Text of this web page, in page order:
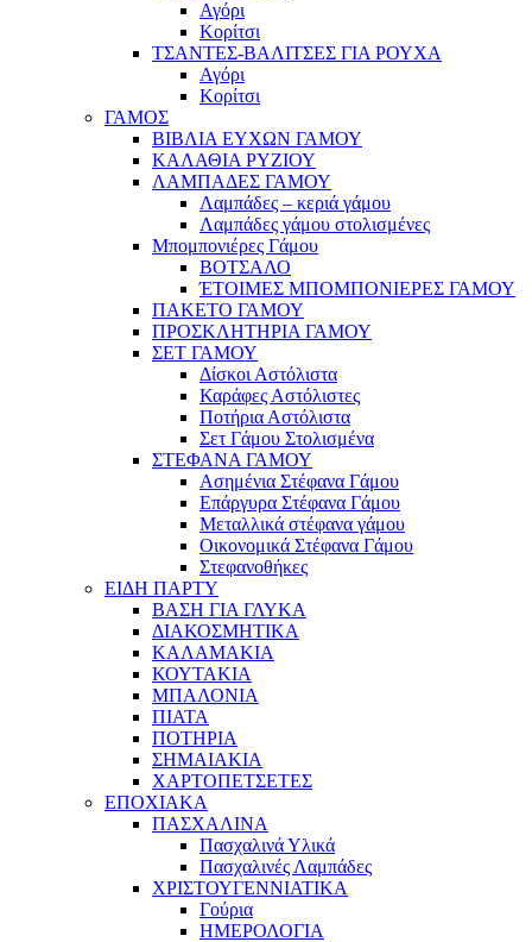
Αγόρι
Κορίτσι
ΤΣΑΝΤΕΣ-ΒΑΛΙΤΣΕΣ ΓΙΑ ΡΟΥΧΑ
Αγόρι
Κορίτσι
ΓΑΜΟΣ
ΒΙΒΛΙΑ ΕΥΧΩΝ ΓΑΜΟΥ
ΚΑΛΑΘΙΑ ΡΥΖΙΟΥ
ΛΑΜΠΑΔΕΣ ΓΑΜΟΥ
Λαμπάδες – κεριά γάμου
Λαμπάδες γάμου στολισμένες
Μπομπονιέρες Γάμου
ΒΟΤΣΑΛΟ
ΈΤΟΙΜΕΣ ΜΠΟΜΠΟΝΙΕΡΕΣ ΓΑΜΟΥ
ΠΑΚΕΤΟ ΓΑΜΟΥ
ΠΡΟΣΚΛΗΤΗΡΙΑ ΓΑΜΟΥ
ΣΕΤ ΓΑΜΟΥ
Δίσκοι Αστόλιστα
Καράφες Αστόλιστες
Ποτήρια Αστόλιστα
Σετ Γάμου Στολισμένα
ΣΤΕΦΑΝΑ ΓΑΜΟΥ
Ασημένια Στέφανα Γάμου
Επάργυρα Στέφανα Γάμου
Μεταλλικά στέφανα γάμου
Οικονομικά Στέφανα Γάμου
Στεφανοθήκες
ΕΙΔΗ ΠΑΡΤΥ
ΒΑΣΗ ΓΙΑ ΓΛΥΚΑ
ΔΙΑΚΟΣΜΗΤΙΚΑ
ΚΑΛΑΜΑΚΙΑ
ΚΟΥΤΑΚΙΑ
ΜΠΑΛΟΝΙΑ
ΠΙΑΤΑ
ΠΟΤΗΡΙΑ
ΣΗΜΑΙΑΚΙΑ
ΧΑΡΤΟΠΕΤΣΕΤΕΣ
ΕΠΟΧΙΑΚΑ
ΠΑΣΧΑΛΙΝΑ
Πασχαλινά Υλικά
Πασχαλινές Λαμπάδες
ΧΡΙΣΤΟΥΓΕΝΝΙΑΤΙΚΑ
Γούρια
ΗΜΕΡΟΛΟΓΙΑ